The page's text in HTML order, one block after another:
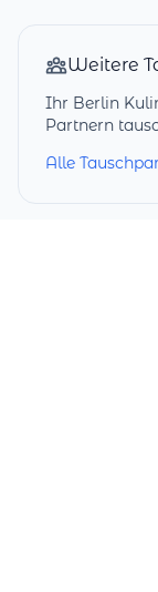
Weitere
Ihr Berlin
Partnern
Alle